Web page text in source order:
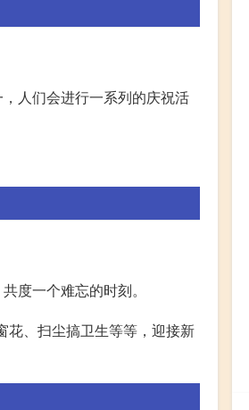
人们会进行一系列的庆祝活
度一个难忘的时刻。
花、扫尘搞卫生等等，迎接新